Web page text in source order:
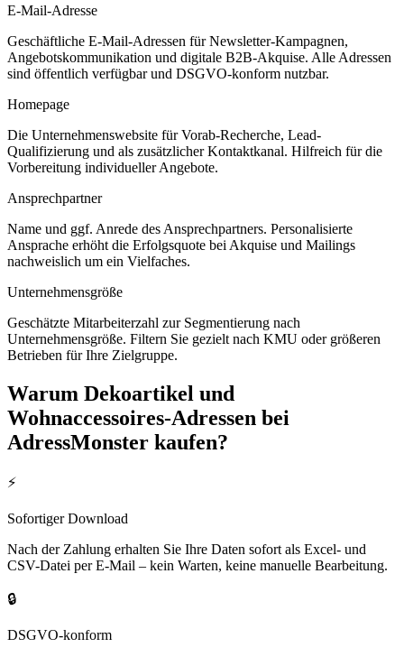
E-Mail-Adresse
Geschäftliche E-Mail-Adressen für Newsletter-Kampagnen,
Angebotskommunikation und digitale B2B-Akquise. Alle Adressen
sind öffentlich verfügbar und DSGVO-konform nutzbar.
Homepage
Die Unternehmenswebsite für Vorab-Recherche, Lead-
Qualifizierung und als zusätzlicher Kontaktkanal. Hilfreich für die
Vorbereitung individueller Angebote.
Ansprechpartner
Name und ggf. Anrede des Ansprechpartners. Personalisierte
Ansprache erhöht die Erfolgsquote bei Akquise und Mailings
nachweislich um ein Vielfaches.
Unternehmensgröße
Geschätzte Mitarbeiterzahl zur Segmentierung nach
Unternehmensgröße. Filtern Sie gezielt nach KMU oder größeren
Betrieben für Ihre Zielgruppe.
Warum Dekoartikel und
Wohnaccessoires-Adressen bei
AdressMonster kaufen?
⚡
Sofortiger Download
Nach der Zahlung erhalten Sie Ihre Daten sofort als Excel- und
CSV-Datei per E-Mail – kein Warten, keine manuelle Bearbeitung.
🔒
DSGVO-konform